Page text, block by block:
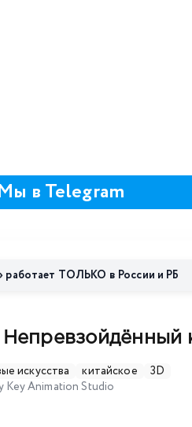
в Telegram
работает ТОЛЬКО в России и РБ
искусства китайское
3D
Key Animation Studio